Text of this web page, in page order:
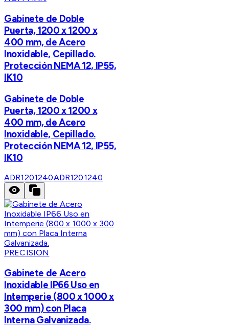
Gabinete de Doble
Puerta, 1200 x 1200 x
400 mm, de Acero
Inoxidable, Cepillado.
Protección NEMA 12, IP55,
IK10
Gabinete de Doble
Puerta, 1200 x 1200 x
400 mm, de Acero
Inoxidable, Cepillado.
Protección NEMA 12, IP55,
IK10
ADR1201240ADR1201240
PRECISION
Gabinete de Acero
Inoxidable IP66 Uso en
Intemperie (800 x 1000 x
300 mm) con Placa
Interna Galvanizada.